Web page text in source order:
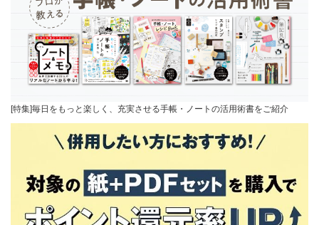
[特集]毎日をもっと楽しく、充実させる手帳・ノートの活用術書をご紹介